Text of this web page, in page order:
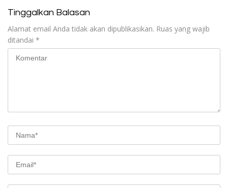
Tinggalkan Balasan
Alamat email Anda tidak akan dipublikasikan. Ruas yang wajib
ditandai *